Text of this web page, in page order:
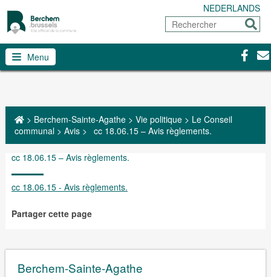
NEDERLANDS
Rechercher
Menu
> Berchem-Sainte-Agathe> Vie politique> Le Conseil
communal> Avis> cc 18.06.15 – Avis règlements.
cc 18.06.15 – Avis règlements.
cc 18.06.15 - Avis règlements.
Partager cette page
Berchem-Sainte-Agathe